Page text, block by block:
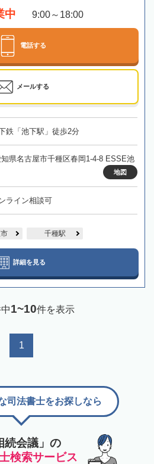
中 9:00～18:00
電話する
メールする
鉄「池下駅」徒歩2分
県名古屋市千種区春岡1-4-8 ESSE池
地図
ライン相談可
千種駅
詳細を見る
1~10件を表示
1
続会議」の
検索サービス
司法書士をお探しなら